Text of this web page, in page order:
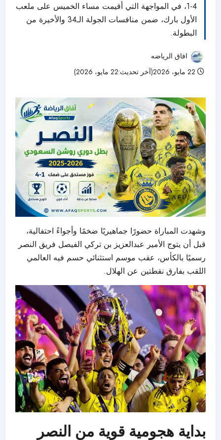
4-1، في المواجهة التي أقيمت مساء الخميس على ملعب
الأول بارك، ضمن منافسات الجولة الـ34 والأخيرة من
البطولة.
افاق الرياضه
وشهدت المباراة حضورًا جماهيريًا ضخمًا وأجواءً احتفالية،
قبل أن يتوج الأمير عبدالعزيز بن تركي الفيصل فريق النصر
رسميًا بالكأس، عقب موسم استثنائي حسم فيه العالمي
اللقب بفارق نقطتين عن الهلال.
بداية هجومية قوية من النصر